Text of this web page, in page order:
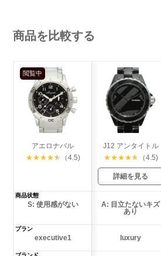
商品を比較する
閲覧中
アエロナバル
★★★★★ （4.5)
J12 アンタイトル
★★★★★ （4.5)
詳細を見る
商品状態
S: 使用感がない
A: 目立たないキズ
あり
プラン
executive1 luxury